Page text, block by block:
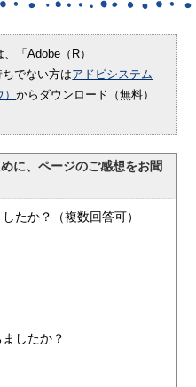
「Adobe（R）
でない方はアドビシステム
）からダウンロード（無料）
に、ページのご感想をお聞
たか？（複数回答可）
したか？